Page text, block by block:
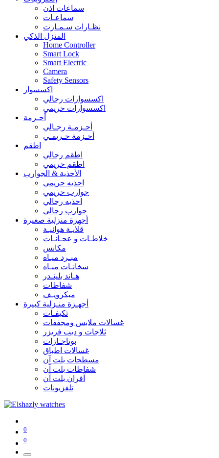
سماعات اذن
سماعـات
نظـارات سـمـارت
المنزل الذكي
Home Controller
Smart Lock
Smart Electric
Camera
Safety Sensors
اكسسوار
اكسسوارات رجالي
اكسسوارات حريمي
أحـزمة
أحـزمـة رجـالي
أحـزمة حـريمـي
اطقم
اطقم رجالي
اطقم حريمي
الأحذية & الجوارب
احذيه حريمي
جوارب حريمي
احذيه رجالي
جوارب رجالي
أجهزة منزلية صغيرة
قلايـة هوائيـة
خلاطـات و عجـانـات
مكانس
مبـرد ميـاه
سخانـات ميـاه
هـاند بلينـدر
شفاطات
ميكرويـف
أجهـزة منـزلية كبيرة
تكيفـات
غسالات ملابس ومجففات
ثلاجات و ديب فريزر
بوتاجـازات
غسالات اطباق
مسطحات بلت آن
شفاطات بلت آن
آفران بلت آن
تلفزيونات
0
0